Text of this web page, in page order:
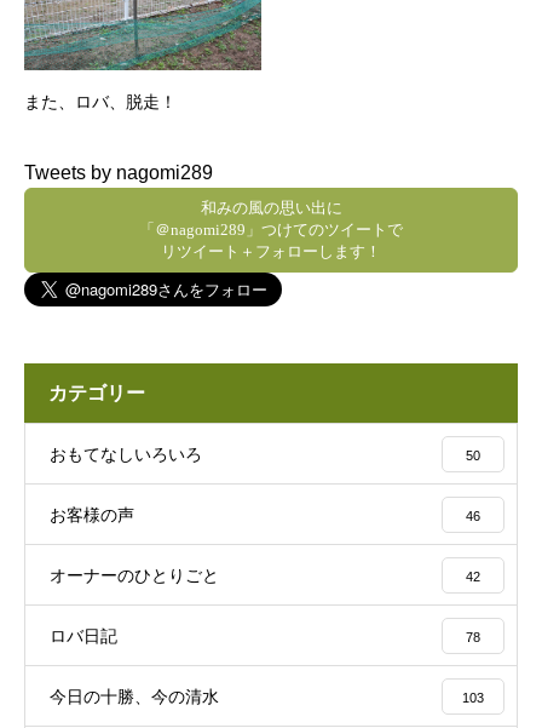
また、ロバ、脱走！
Tweets by nagomi289
和みの風の思い出に
「＠nagomi289」つけてのツイートで
リツイート＋フォローします！
カテゴリー
おもてなしいろいろ 50
お客様の声 46
オーナーのひとりごと 42
ロバ日記 78
今日の十勝、今の清水 103